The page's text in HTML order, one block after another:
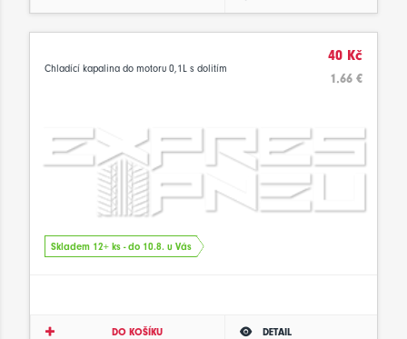
Chladící kapalina do motoru 0,1L s dolitím
40 Kč
1.66 €
Skladem 12+ ks - do 10.8. u Vás
DO KOŠÍKU DETAIL